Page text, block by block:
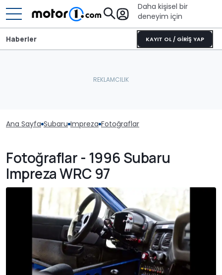
Daha kişisel bir
deneyim için
KAYIT OL / GİRİŞ YAP
Haberler
Ana Sayfa Subaru Impreza Fotoğraflar
Fotoğraflar - 1996 Subaru
Impreza WRC 97